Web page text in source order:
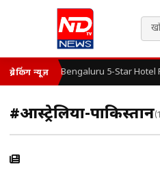
ब्रेकिंग न्यूज़ Bengaluru 5-Star Hotel
#आस्ट्रेलिया-पाकिस्तान